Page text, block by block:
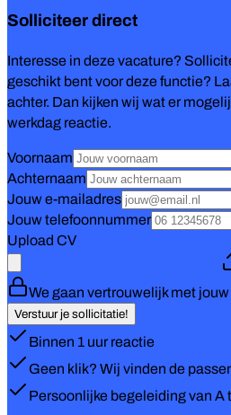
Solliciteer direct
Interesse in deze vacature?
geschikt bent voor deze functie?
achter. Dan kijken wij wat er
werkdag reactie.
Voornaam
Achternaam
Jouw e-mailadres
Jouw telefoonnummer
Upload CV
We gaan vertrouwelijk met
Verstuur je sollicitatie!
Binnen 1 uur reactie
Geen klik? Wij vinden de
Persoonlijke begeleiding van A